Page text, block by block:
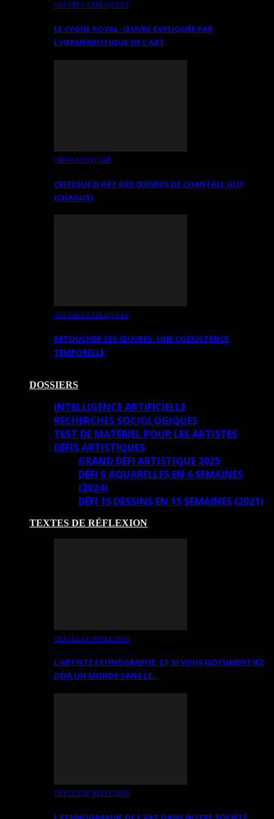
OEUVRES EXPLIQUÉES
LE CYGNE ROYAL. ŒUVRE EXPLIQUÉE PAR
L’HERMÉNEUTIQUE DE L’ART
CRITIQUES D’ART
CRITIQUE D’ART DES ŒUVRES DE CHANTALE GUY
(CHAGUY)
OEUVRES EXPLIQUÉES
RETOUCHER SES ŒUVRES. UNE COEXISTENCE
TEMPORELLE
DOSSIERS
INTELLIGENCE ARTIFICIELLE
RECHERCHES SOCIOLOGIQUES
TEST DE MATÉRIEL POUR LES ARTISTES
DÉFIS ARTISTIQUES
GRAND DÉFI ARTISTIQUE 2025
DÉFI 6 AQUARELLES EN 6 SEMAINES
(2024)
DÉFI 15 DESSINS EN 15 SEMAINES (2021)
TEXTES DE RÉFLEXION
TEXTES DE RÉFLEXION
L’ARTISTE ETHNOGRAPHE: ET SI VOUS DOCUMENTIEZ
DÉJÀ UN MONDE SANS LE…
TEXTES DE RÉFLEXION